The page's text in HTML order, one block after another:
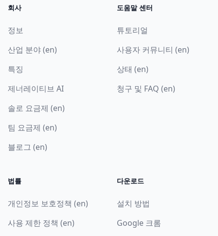
회사
정보
산업 분야 (en)
특징
제너레이티브 AI
솔로 요금제 (en)
팀 요금제 (en)
블로그 (en)
도움말 센터
튜토리얼
사용자 커뮤니티 (en)
상태 (en)
청구 및 FAQ (en)
법률
개인정보 보호정책 (en)
사용 제한 정책 (en)
다운로드
설치 방법
Google 크롬